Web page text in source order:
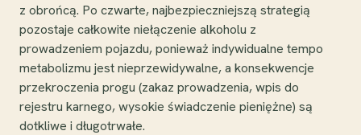
z obrońcą. Po czwarte, najbezpieczniejszą strategią
pozostaje całkowite niełączenie alkoholu z
prowadzeniem pojazdu, ponieważ indywidualne tempo
metabolizmu jest nieprzewidywalne, a konsekwencje
przekroczenia progu (zakaz prowadzenia, wpis do
rejestru karnego, wysokie świadczenie pieniężne) są
dotkliwe i długotrwałe.